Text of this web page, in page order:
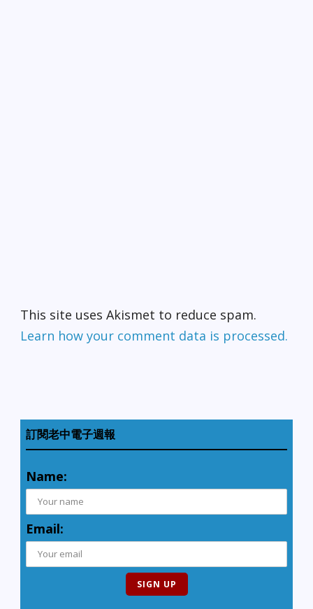
This site uses Akismet to reduce spam.
Learn how your comment data is processed.
訂閱老中電子週報
Name:
Email: